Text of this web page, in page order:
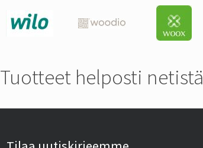
Tuotteet helposti netistä